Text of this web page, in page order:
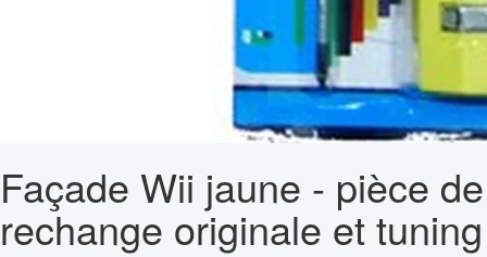
Façade Wii jaune - pièce de
rechange originale et tuning